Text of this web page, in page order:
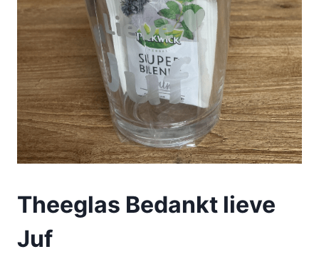
Theeglas Bedankt lieve
Juf